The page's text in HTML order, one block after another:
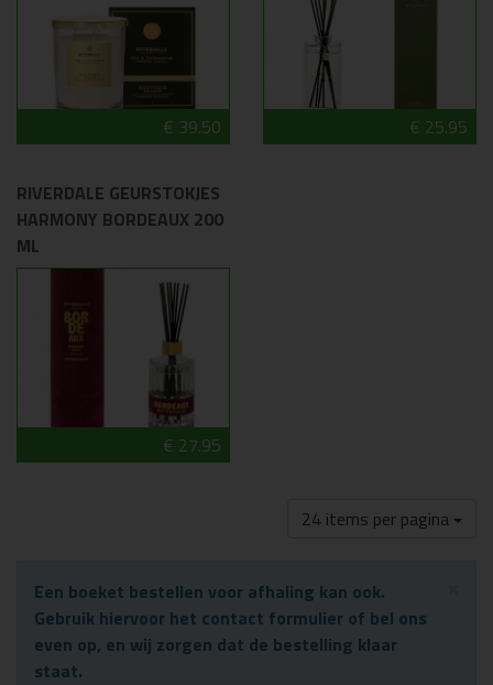
€ 39.50 € 25.95
RIVERDALE GEURSTOKJES
HARMONY BORDEAUX 200
ML
€ 27.95
24 items per pagina
Een boeket bestellen voor afhaling kan ook.
Gebruik hiervoor het contact formulier of bel ons
even op, en wij zorgen dat de bestelling klaar
staat.